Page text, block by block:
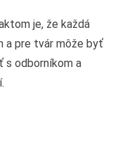
je, že každá
a pre tvár môže byť
s odborníkom a